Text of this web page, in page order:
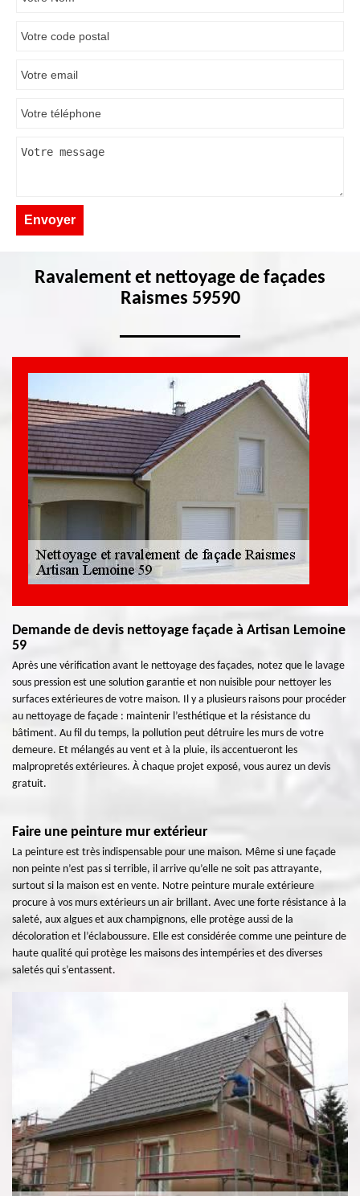
Ravalement et nettoyage de façades
Raismes 59590
Demande de devis nettoyage façade à Artisan Lemoine
59
Après une vérification avant le nettoyage des façades, notez que le lavage
sous pression est une solution garantie et non nuisible pour nettoyer les
surfaces extérieures de votre maison. Il y a plusieurs raisons pour procéder
au nettoyage de façade : maintenir l’esthétique et la résistance du
bâtiment. Au fil du temps, la pollution peut détruire les murs de votre
demeure. Et mélangés au vent et à la pluie, ils accentueront les
malpropretés extérieures. À chaque projet exposé, vous aurez un devis
gratuit.
Faire une peinture mur extérieur
La peinture est très indispensable pour une maison. Même si une façade
non peinte n’est pas si terrible, il arrive qu’elle ne soit pas attrayante,
surtout si la maison est en vente. Notre peinture murale extérieure
procure à vos murs extérieurs un air brillant. Avec une forte résistance à la
saleté, aux algues et aux champignons, elle protège aussi de la
décoloration et l’éclaboussure. Elle est considérée comme une peinture de
haute qualité qui protège les maisons des intempéries et des diverses
saletés qui s’entassent.